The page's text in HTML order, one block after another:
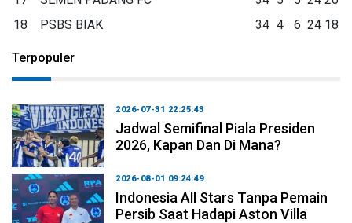
18
PSBS BIAK 34 4 6 24 18
Terpopuler
2026-07-31 22:25:43
Jadwal Semifinal Piala Presiden
2026, Kapan Dan Di Mana?
2026-08-01 09:24:49
Indonesia All Stars Tanpa Pemain
Persib Saat Hadapi Aston Villa